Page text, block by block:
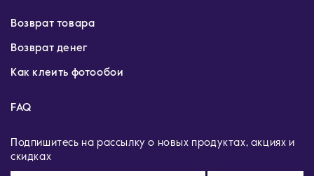
Возврат товара
Возврат денег
Как клеить фотообои
FAQ
Подпишитесь на рассылку о новых продуктах, акциях и
скидках